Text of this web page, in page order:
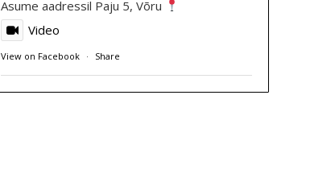
Asume aadressil Paju 5, Võru
Video
View on Facebook · Share